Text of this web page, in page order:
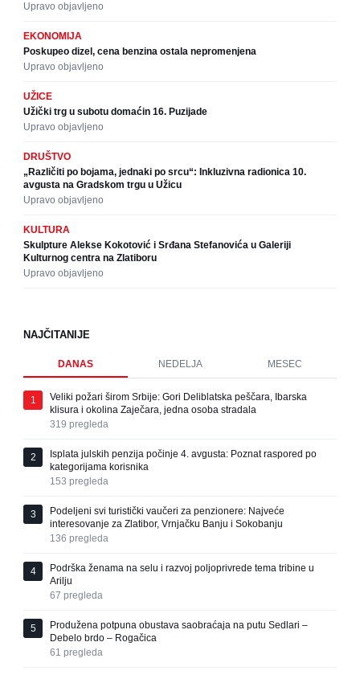
Upravo objavljeno
EKONOMIJA
Poskupeo dizel, cena benzina ostala nepromenjena
Upravo objavljeno
UŽICE
Užički trg u subotu domaćin 16. Puzijade
Upravo objavljeno
DRUŠTVO
„Različiti po bojama, jednaki po srcu“: Inkluzivna radionica 10.
avgusta na Gradskom trgu u Užicu
Upravo objavljeno
KULTURA
Skulpture Alekse Kokotović i Srđana Stefanovića u Galeriji
Kulturnog centra na Zlatiboru
Upravo objavljeno
NAJČITANIJE
DANAS NEDELJA MESEC
1
Veliki požari širom Srbije: Gori Deliblatska peščara, Ibarska
klisura i okolina Zaječara, jedna osoba stradala
319 pregleda
2
Isplata julskih penzija počinje 4. avgusta: Poznat raspored po
kategorijama korisnika
153 pregleda
3
Podeljeni svi turistički vaučeri za penzionere: Najveće
interesovanje za Zlatibor, Vrnjačku Banju i Sokobanju
136 pregleda
4
Podrška ženama na selu i razvoj poljoprivrede tema tribine u
Arilju
67 pregleda
5
Produžena potpuna obustava saobraćaja na putu Sedlari –
Debelo brdo – Rogačica
61 pregleda